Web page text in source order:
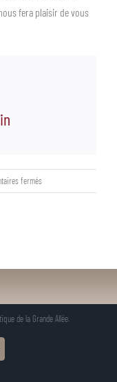
fera plaisir de vous
ferméssur
de la Grande Allée.